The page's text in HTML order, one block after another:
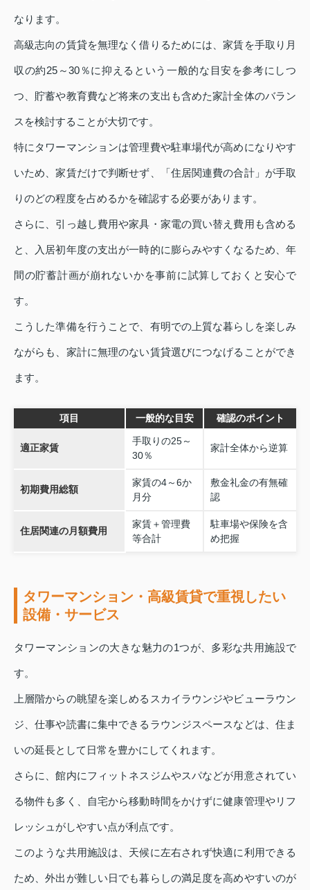
なります。
高級志向の賃貸を無理なく借りるためには、家賃を手取り月
収の約25～30％に抑えるという一般的な目安を参考にしつ
つ、貯蓄や教育費など将来の支出も含めた家計全体のバラン
スを検討することが大切です。
特にタワーマンションは管理費や駐車場代が高めになりやす
いため、家賃だけで判断せず、「住居関連費の合計」が手取
りのどの程度を占めるかを確認する必要があります。
さらに、引っ越し費用や家具・家電の買い替え費用も含める
と、入居初年度の支出が一時的に膨らみやすくなるため、年
間の貯蓄計画が崩れないかを事前に試算しておくと安心で
す。
こうした準備を行うことで、有明での上質な暮らしを楽しみ
ながらも、家計に無理のない賃貸選びにつなげることができ
ます。
項目 一般的な目安 確認のポイント
適正家賃
手取りの25～
30％
家計全体から逆算
初期費用総額
家賃の4～6か
月分
敷金礼金の有無確
認
住居関連の月額費用
家賃＋管理費
等合計
駐車場や保険を含
め把握
タワーマンション・高級賃貸で重視したい
設備・サービス
タワーマンションの大きな魅力の1つが、多彩な共用施設で
す。
上層階からの眺望を楽しめるスカイラウンジやビューラウン
ジ、仕事や読書に集中できるラウンジスペースなどは、住ま
いの延長として日常を豊かにしてくれます。
さらに、館内にフィットネスジムやスパなどが用意されてい
る物件も多く、自宅から移動時間をかけずに健康管理やリフ
レッシュがしやすい点が利点です。
このような共用施設は、天候に左右されず快適に利用できる
ため、外出が難しい日でも暮らしの満足度を高めやすいのが